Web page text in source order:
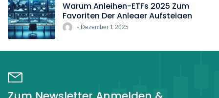
Warum Anleihen-ETFs 2025 Zum
Favoriten Der Anleger Aufsteigen
Dezember 1 2025